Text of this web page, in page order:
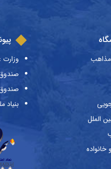
مذاهب
الملل
وزارت
بنیاد